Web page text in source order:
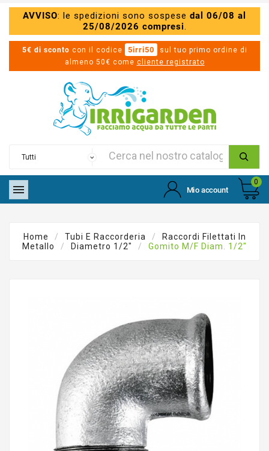
AVVISO: le spedizioni sono sospese dal 06/08 al
25/08/2026 compresi.
5€ di sconto con il codice 5irri50
sul tuo primo ordine di
almeno 50€ come cliente registrato
 Mio account
0
Home Tubi E Raccorderia
Raccordi Filettati In
Metallo
Diametro 1/2" Gomito M/F Diam. 1/2"